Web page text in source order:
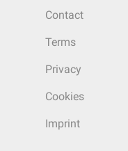
Contact
Terms
Privacy
Cookies
Imprint